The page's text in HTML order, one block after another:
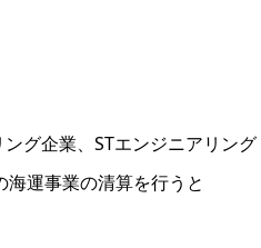
グ企業、STエンジニアリング
運事業の清算を行うと